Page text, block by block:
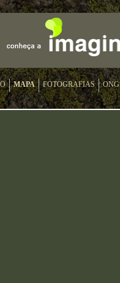
MAPA FOTOGRAFIAS